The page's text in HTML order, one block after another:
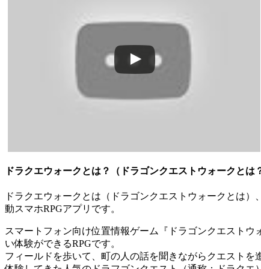
ドラクエウォークとは？（ドラゴンクエストウォークとは
ドラクエウォークとは（ドラゴンクエストウォークとは
動スマホRPGアプリです。
スマートフォン向け位置情報ゲーム『ドラゴンクエスト
い体験ができるRPGです。
フィールドを歩いて、町の人の話を聞きながらクエスト